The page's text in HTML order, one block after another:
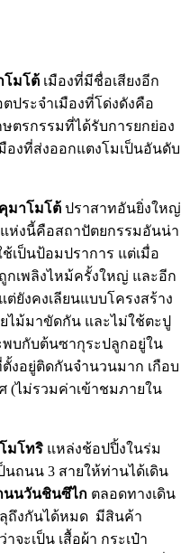
โมโต้ เมืองที่มีชื่อเสียงอีก
ประจำเมืองที่โด่งดังคือ
ษตรกรรมที่ได้รับการยกย่อง
องที่ส่งออกแตงโมเป็นอันดับ
มาโมโต้ ปราสาทอันยิ่งใหญ่
ห่งนี้คือสถาปัตยกรรมอันน่า
เป็นป้อมปราการ แต่เมื่อ
กเพลิงไหม้ครั้งใหญ่ และอีก
ยังคงเลียนแบบโครงสร้าง
ไม้มาขัดกัน และไม่ใช้ตะปู
บกับต้นซากุระปลูกอยู่ใน
อยู่ติดกันจำนวนมาก เกือบ
(ไม่รวมค่าเข้าชมภายใน
มโทริ แหล่งช้อปปิ้งในร่ม
นถนน 3 สายให้ท่านได้เดิน
นนวันชินซึไก ตลอดทางเดิน
ถึงกันได้หมด มีสินค้า
จะเป็น เสื้อผ้า กระเป๋า